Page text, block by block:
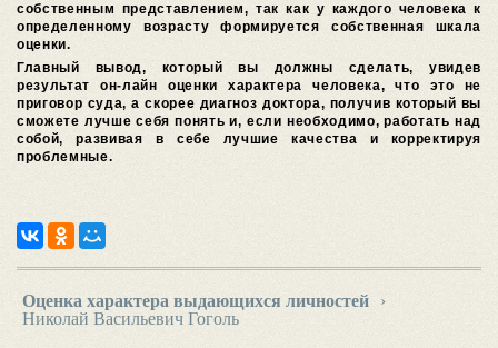
собственным представлением, так как у каждого человека к
определенному возрасту формируется собственная шкала
оценки.
Главный вывод, который вы должны сделать, увидев
результат он-лайн оценки характера человека, что это не
приговор суда, а скорее диагноз доктора, получив который вы
сможете лучше себя понять и, если необходимо, работать над
собой, развивая в себе лучшие качества и корректируя
проблемные.
Оценка характера выдающихся личностей
›
Николай Васильевич Гоголь